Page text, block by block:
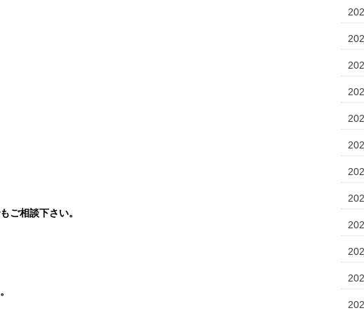
ご相談下さい。